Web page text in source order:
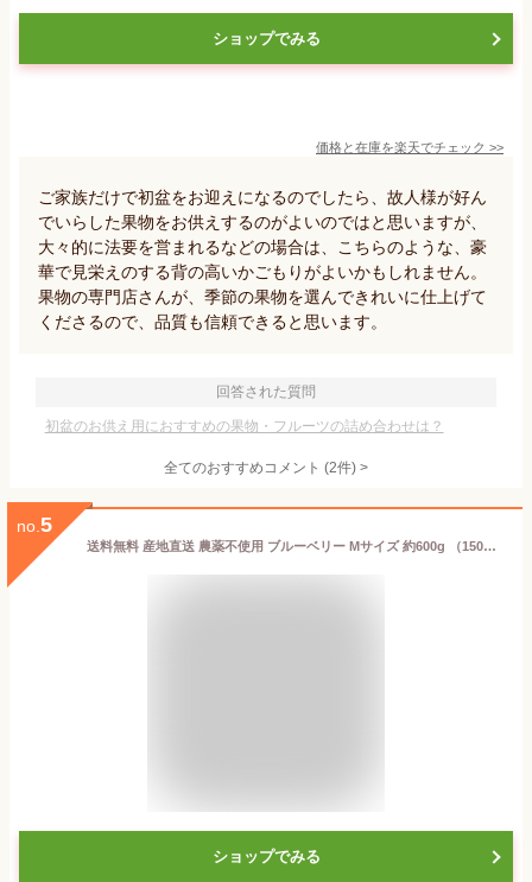
ショップでみる
価格と在庫を楽天でチェック >>
ご家族だけで初盆をお迎えになるのでしたら、故人様が好ん
でいらした果物をお供えするのがよいのではと思いますが、
大々的に法要を営まれるなどの場合は、こちらのような、豪
華で見栄えのする背の高いかごもりがよいかもしれません。
果物の専門店さんが、季節の果物を選んできれいに仕上げて
くださるので、品質も信頼できると思います。
回答された質問
初盆のお供え用におすすめの果物・フルーツの詰め合わせは？
全てのおすすめコメント (2件) >
no. 5
送料無料 産地直送 農薬不使用 ブルーベリー Mサイズ 約600g （150g×4パック）岩手県 遠野産【期間限定：7月上旬頃〜8月中旬頃】「生」か「冷凍」かをお選びください。
ショップでみる